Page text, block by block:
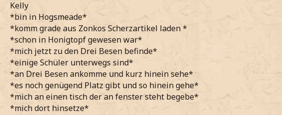
Kelly
*bin in Hogsmeade*
*komm grade aus Zonkos Scherzartikel laden *
*schon in Honigtopf gewesen war*
*mich jetzt zu den Drei Besen befinde*
*einige Schüler unterwegs sind*
*an Drei Besen ankomme und kurz hinein sehe*
*es noch genügend Platz gibt und so hinein gehe*
*mich an einen tisch der an fenster steht begebe*
*mich dort hinsetze*